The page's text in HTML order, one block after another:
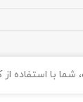
با استفاده